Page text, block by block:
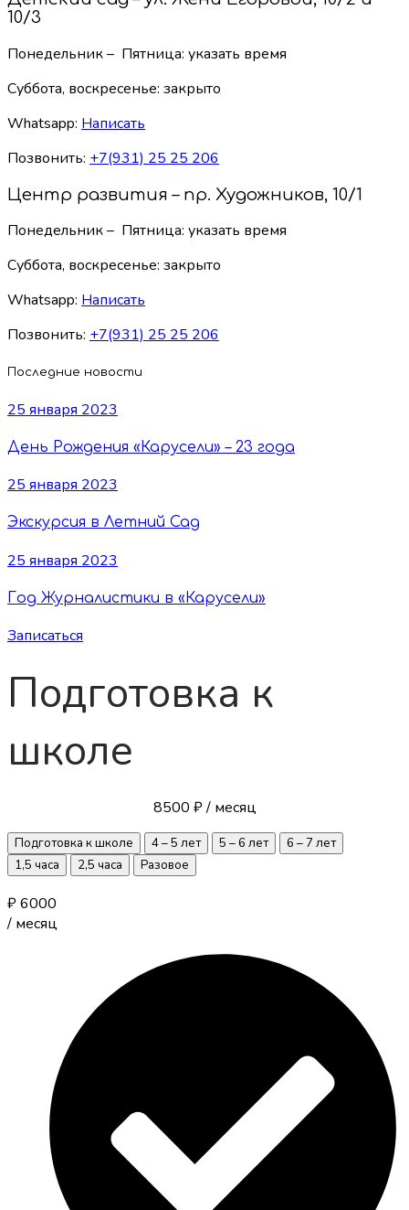
10/3
Понедельник – Пятница: указать время
Суббота, воскресенье: закрыто
Whatsapp: Написать
Позвонить: +7(931) 25 25 206
Центр развития – пр. Художников, 10/1
Понедельник – Пятница: указать время
Суббота, воскресенье: закрыто
Whatsapp: Написать
Позвонить: +7(931) 25 25 206
Последние новости
25 января 2023
День Рождения «Карусели» – 23 года
25 января 2023
Экскурсия в Летний Сад
25 января 2023
Год Журналистики в «Карусели»
Записаться
Подготовка к
школе
8500 ₽/ месяц
Подготовка к школе 4 – 5 лет 5 – 6 лет
6 – 7 лет
1,5 часа
2,5 часа Разовое
₽6000
/ месяц